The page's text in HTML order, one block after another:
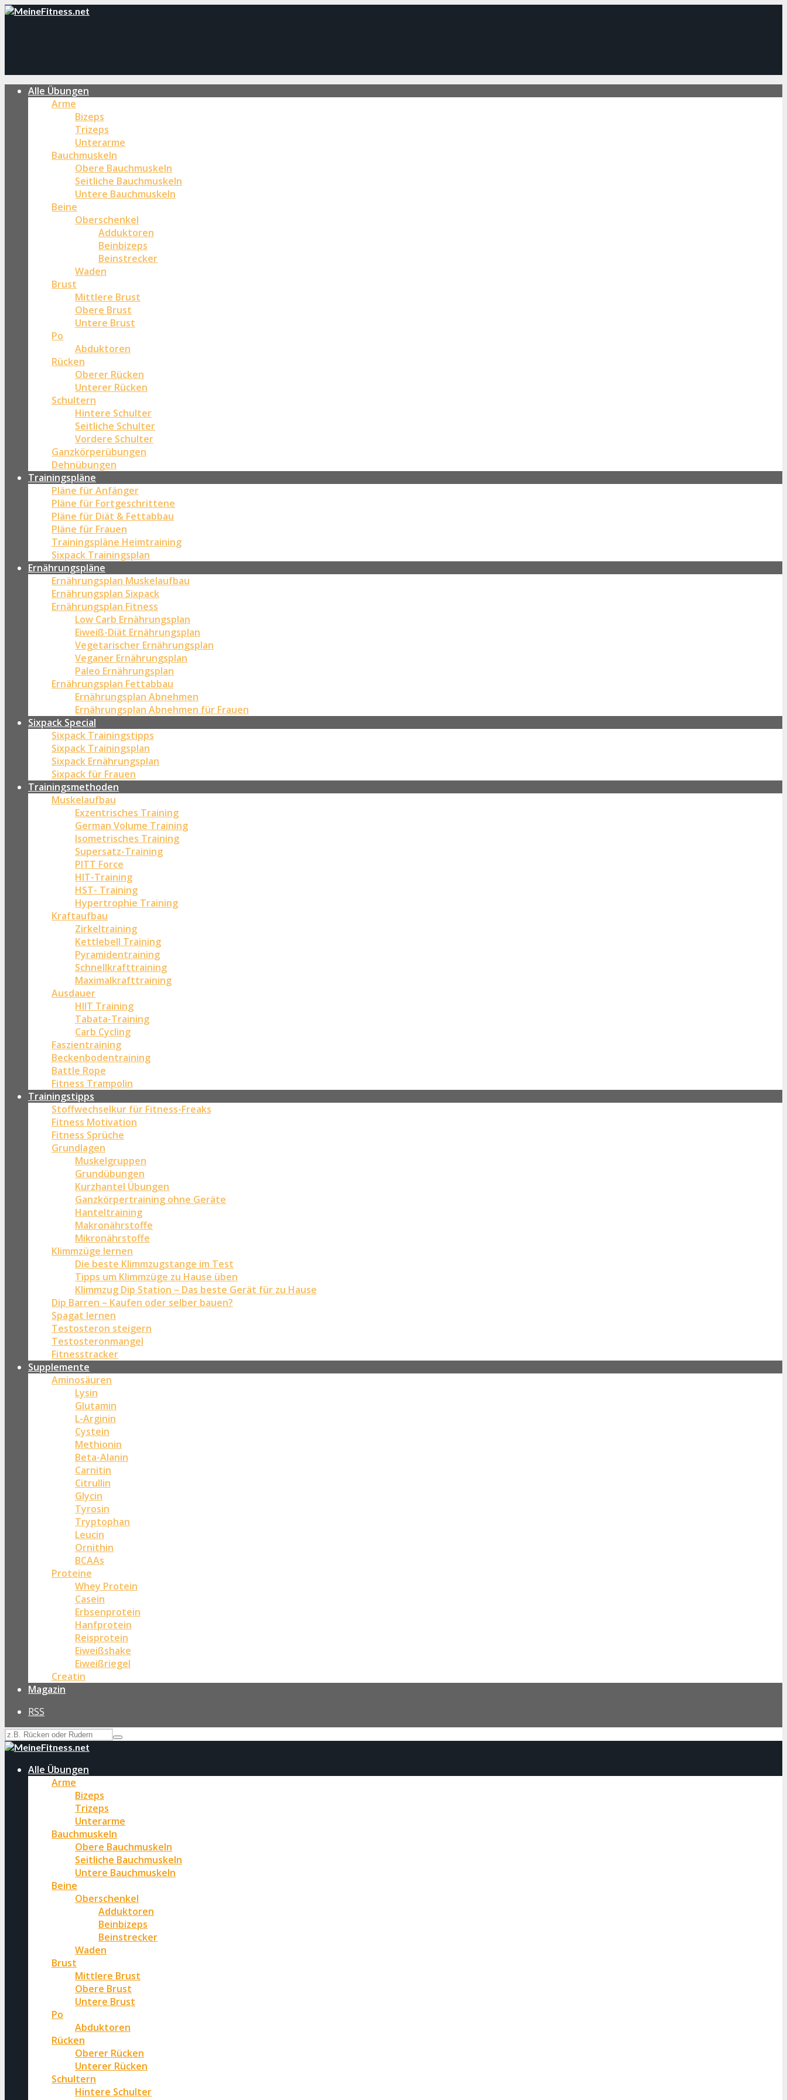
Alle Übungen
Arme
Bizeps
Trizeps
Unterarme
Bauchmuskeln
Obere Bauchmuskeln
Seitliche Bauchmuskeln
Untere Bauchmuskeln
Beine
Oberschenkel
Adduktoren
Beinbizeps
Beinstrecker
Waden
Brust
Mittlere Brust
Obere Brust
Untere Brust
Po
Abduktoren
Rücken
Oberer Rücken
Unterer Rücken
Schultern
Hintere Schulter
Seitliche Schulter
Vordere Schulter
Ganzkörperübungen
Dehnübungen
Trainingspläne
Pläne für Anfänger
Pläne für Fortgeschrittene
Pläne für Diät & Fettabbau
Pläne für Frauen
Trainingspläne Heimtraining
Sixpack Trainingsplan
Ernährungspläne
Ernährungsplan Muskelaufbau
Ernährungsplan Sixpack
Ernährungsplan Fitness
Low Carb Ernährungsplan
Eiweiß-Diät Ernährungsplan
Vegetarischer Ernährungsplan
Veganer Ernährungsplan
Paleo Ernährungsplan
Ernährungsplan Fettabbau
Ernährungsplan Abnehmen
Ernährungsplan Abnehmen für Frauen
Sixpack Special
Sixpack Trainingstipps
Sixpack Trainingsplan
Sixpack Ernährungsplan
Sixpack für Frauen
Trainingsmethoden
Muskelaufbau
Exzentrisches Training
German Volume Training
Isometrisches Training
Supersatz-Training
PITT Force
HIT-Training
HST- Training
Hypertrophie Training
Kraftaufbau
Zirkeltraining
Kettlebell Training
Pyramidentraining
Schnellkrafttraining
Maximalkrafttraining
Ausdauer
HIIT Training
Tabata-Training
Carb Cycling
Faszientraining
Beckenbodentraining
Battle Rope
Fitness Trampolin
Trainingstipps
Stoffwechselkur für Fitness-Freaks
Fitness Motivation
Fitness Sprüche
Grundlagen
Muskelgruppen
Grundübungen
Kurzhantel Übungen
Ganzkörpertraining ohne Geräte
Hanteltraining
Makronährstoffe
Mikronährstoffe
Klimmzüge lernen
Die beste Klimmzugstange im Test
Tipps um Klimmzüge zu Hause üben
Klimmzug Dip Station – Das beste Gerät für zu Hause
Dip Barren – Kaufen oder selber bauen?
Spagat lernen
Testosteron steigern
Testosteronmangel
Fitnesstracker
Supplemente
Aminosäuren
Lysin
Glutamin
L-Arginin
Cystein
Methionin
Beta-Alanin
Carnitin
Citrullin
Glycin
Tyrosin
Tryptophan
Leucin
Ornithin
BCAAs
Proteine
Whey Protein
Casein
Erbsenprotein
Hanfprotein
Reisprotein
Eiweißshake
Eiweißriegel
Creatin
Magazin
RSS
Alle Übungen
Arme
Bizeps
Trizeps
Unterarme
Bauchmuskeln
Obere Bauchmuskeln
Seitliche Bauchmuskeln
Untere Bauchmuskeln
Beine
Oberschenkel
Adduktoren
Beinbizeps
Beinstrecker
Waden
Brust
Mittlere Brust
Obere Brust
Untere Brust
Po
Abduktoren
Rücken
Oberer Rücken
Unterer Rücken
Schultern
Hintere Schulter